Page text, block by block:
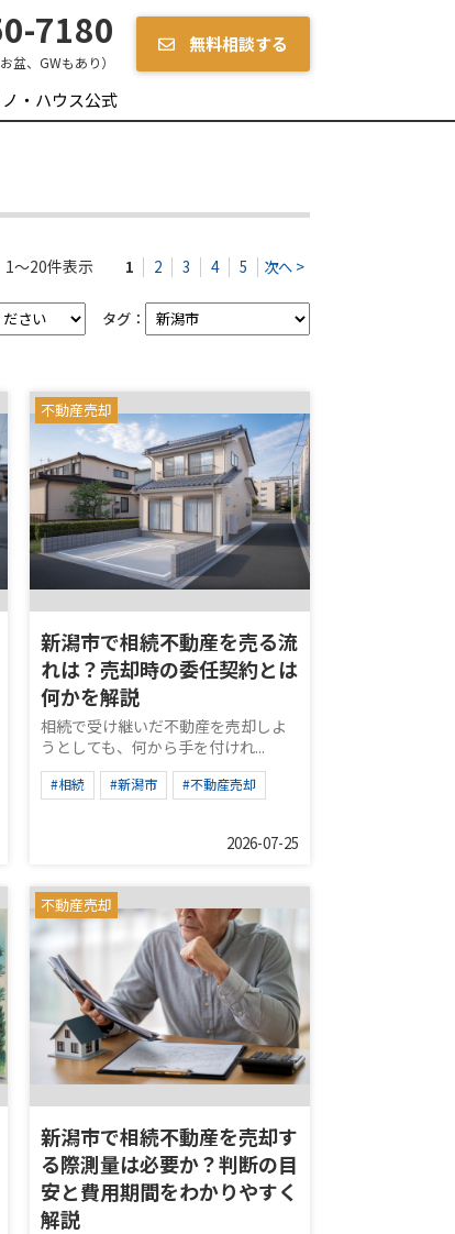
7180
盆、GWもあり）
無料相談する
ノ・ハウス公式
1～20件表示 1 2 3 4 5 次へ >
タグ：
不動産売却
新潟市で相続不動産を売る流
れは？売却時の委任契約とは
何かを解説
相続で受け継いだ不動産を売却しよ
うとしても、何から手を付けれ...
#相続 #新潟市 #不動産売却
2026-07-25
不動産売却
新潟市で相続不動産を売却す
る際測量は必要か？判断の目
安と費用期間をわかりやすく
解説